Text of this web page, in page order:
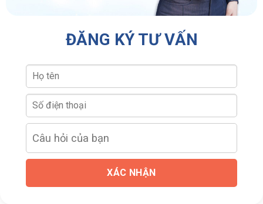
ĐĂNG KÝ TƯ VẤN
XÁC NHẬN